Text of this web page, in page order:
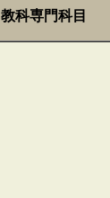
教科専門科目